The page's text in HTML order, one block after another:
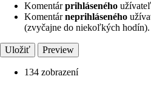
Komentárprihláseného
Komentárneprihláseného
(zvyčajne do niekoľkých hodín).
134 zobrazení